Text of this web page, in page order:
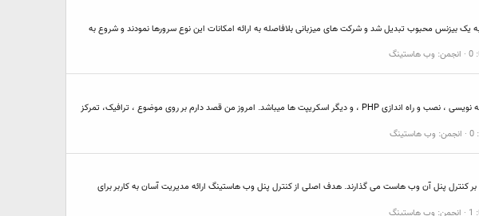
یک بیزنس محبوب تبدیل شد و شرکت های میزبانی بلافاصله به ارائه امکانات این نوع سرورها نمودند و شروع به
انجمن: وب هاستینگ
موضوع هاستینگ شامل بسیاری از ابعاد مختلف میباشد ، قابل اعتماد بودن ، پشتیبانی از مشتری ، قیمت گذاری ، ویژگی های اضافه ، برنامه نویسی ، نصب و راه اندازی PHP ، و دیگر اسکریپت ها میباشد. امروز من قصد دارم بر روی موضوع ، ترافیک، تمرکز
انجمن: وب هاستینگ
پنل آن وب هاست می گذارند. هدف اصلی از کنترل پنل وب هاستینگ ارائه مدیریت آسان به کاربر برای
انجمن: وب هاستینگ